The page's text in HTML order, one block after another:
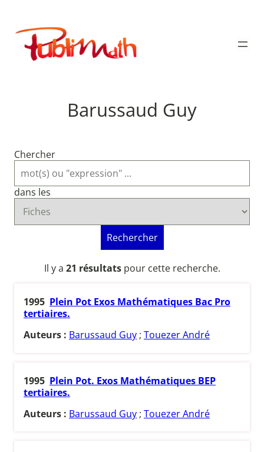
contenu
Publimath
Barussaud Guy
Chercher
dans les
Rechercher
Il y a 21 résultatspour cette recherche.
1995 Plein Pot Exos Mathématiques Bac Pro
tertiaires.
Auteurs : Barussaud Guy ; Touezer André
1995 Plein Pot. Exos Mathématiques BEP
tertiaires.
Auteurs : Barussaud Guy ; Touezer André